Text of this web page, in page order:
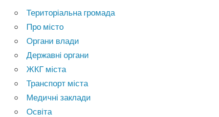
Територіальна громада
Про місто
Органи влади
Державні органи
ЖКГ міста
Транспорт міста
Медичні заклади
Освіта